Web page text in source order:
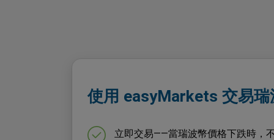
使用 easyMarkets 交易瑞
立即交易——當瑞波幣價格下跌時，